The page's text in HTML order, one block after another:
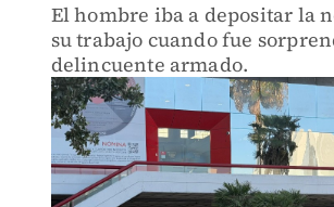
El hombre iba a depositar la
su trabajo cuando fue
delincuente armado.